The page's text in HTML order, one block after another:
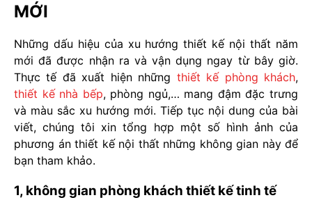
MỚI
Những dấu hiệu của xu hướng thiết kế nội thất năm
mới đã được nhận ra và vận dụng ngay từ bây giờ.
Thực tế đã xuất hiện những thiết kế phòng khách,
thiết kế nhà bếp, phòng ngủ,… mang đậm đặc trưng
và màu sắc xu hướng mới. Tiếp tục nội dung của bài
viết, chúng tôi xin tổng hợp một số hình ảnh của
phương án thiết kế nội thất những không gian này để
bạn tham khảo.
1, không gian phòng khách thiết kế tinh tế